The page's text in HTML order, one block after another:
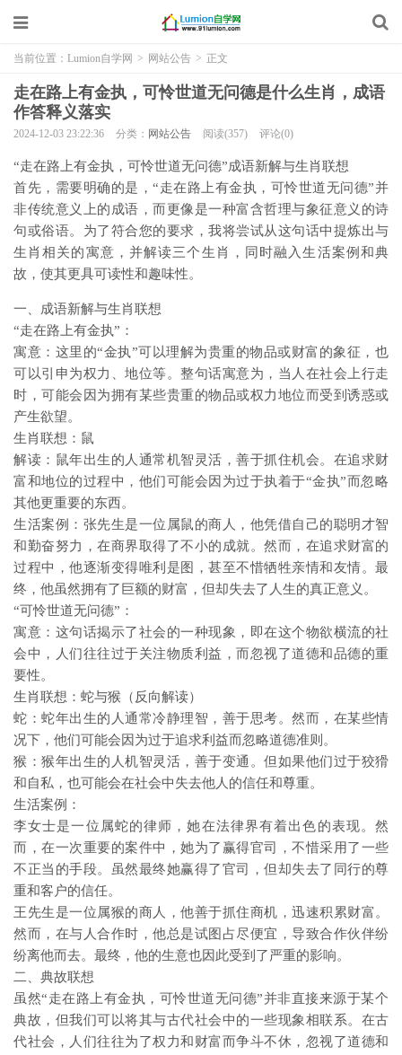
当前位置： Lumion自学网 > 网站公告 > 正文
走在路上有金执，可怜世道无问德是什么生肖，成语
作答释义落实
2024-12-03 23:22:36 分类： 网站公告 阅读(357) 评论(0)
“走在路上有金执，可怜世道无问德”成语新解与生肖联想
首先，需要明确的是，“走在路上有金执，可怜世道无问德”并
非传统意义上的成语，而更像是一种富含哲理与象征意义的诗
句或俗语。为了符合您的要求，我将尝试从这句话中提炼出与
生肖相关的寓意，并解读三个生肖，同时融入生活案例和典
故，使其更具可读性和趣味性。
一、成语新解与生肖联想
“走在路上有金执”：
寓意：这里的“金执”可以理解为贵重的物品或财富的象征，也
可以引申为权力、地位等。整句话寓意为，当人在社会上行走
时，可能会因为拥有某些贵重的物品或权力地位而受到诱惑或
产生欲望。
生肖联想：鼠
解读：鼠年出生的人通常机智灵活，善于抓住机会。在追求财
富和地位的过程中，他们可能会因为过于执着于“金执”而忽略
其他更重要的东西。
生活案例：张先生是一位属鼠的商人，他凭借自己的聪明才智
和勤奋努力，在商界取得了不小的成就。然而，在追求财富的
过程中，他逐渐变得唯利是图，甚至不惜牺牲亲情和友情。最
终，他虽然拥有了巨额的财富，但却失去了人生的真正意义。
“可怜世道无问德”：
寓意：这句话揭示了社会的一种现象，即在这个物欲横流的社
会中，人们往往过于关注物质利益，而忽视了道德和品德的重
要性。
生肖联想：蛇与猴（反向解读）
蛇：蛇年出生的人通常冷静理智，善于思考。然而，在某些情
况下，他们可能会因为过于追求利益而忽略道德准则。
猴：猴年出生的人机智灵活，善于变通。但如果他们过于狡猾
和自私，也可能会在社会中失去他人的信任和尊重。
生活案例：
李女士是一位属蛇的律师，她在法律界有着出色的表现。然
而，在一次重要的案件中，她为了赢得官司，不惜采用了一些
不正当的手段。虽然最终她赢得了官司，但却失去了同行的尊
重和客户的信任。
王先生是一位属猴的商人，他善于抓住商机，迅速积累财富。
然而，在与人合作时，他总是试图占尽便宜，导致合作伙伴纷
纷离他而去。最终，他的生意也因此受到了严重的影响。
二、典故联想
虽然“走在路上有金执，可怜世道无问德”并非直接来源于某个
典故，但我们可以将其与古代社会中的一些现象相联系。在古
代社会，人们往往为了权力和财富而争斗不休，忽视了道德和